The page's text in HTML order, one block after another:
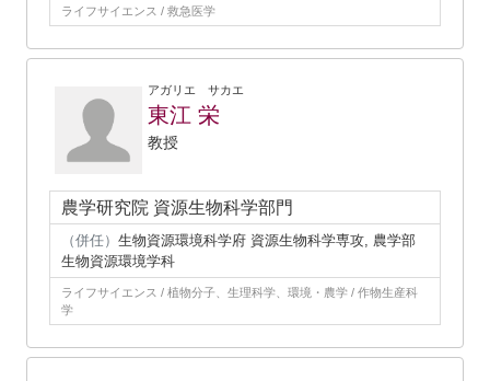
ライフサイエンス / 救急医学
アガリエ サカエ
東江 栄
教授
農学研究院 資源生物科学部門
（併任） 生物資源環境科学府 資源生物科学専攻, 農学部
生物資源環境学科
ライフサイエンス / 植物分子、生理科学、環境・農学 / 作物生産科
学